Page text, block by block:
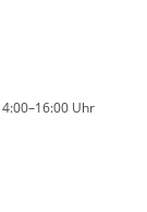
Uhr